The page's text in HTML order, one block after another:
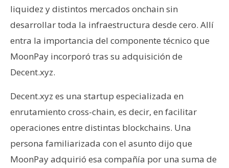
liquidez y distintos mercados onchain sin
desarrollar toda la infraestructura desde cero. Allí
entra la importancia del componente técnico que
MoonPay incorporó tras su adquisición de
Decent.xyz.
Decent.xyz es una startup especializada en
enrutamiento cross-chain, es decir, en facilitar
operaciones entre distintas blockchains. Una
persona familiarizada con el asunto dijo que
MoonPay adquirió esa compañía por una suma de